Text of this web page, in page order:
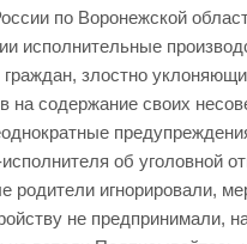
по Воронежской
исполнительные
граждан, злостно
на содержание своих
об уголовной
родители игнорировали,
не предпринимали,